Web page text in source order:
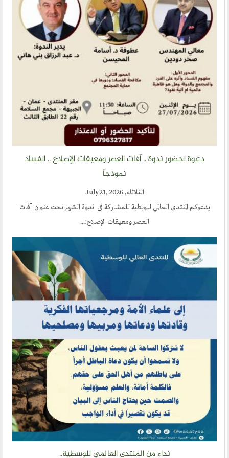
دعوة لحضور ندوة .. آفات العصر ومعيقات الإصلاح .. الفساد
نموذجاً
الثلاثاء, July 21, 2026
يدعوكم المنتدى العالمي للويطية للمشاركة في ندوة الشهر تحت عنوان آفات
العصر ومعيقات الإصلاح:...
نداء من المنتدى العالمي للوسطية..